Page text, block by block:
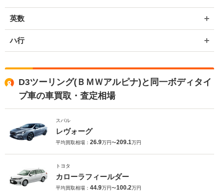
英数
ハ行
D3ツーリング(ＢＭＷアルピナ)と同一ボディタイ
プ車の車買取・査定相場
スバル
レヴォーグ
平均買取相場： 26.9万円〜209.1万円
トヨタ
カローラフィールダー
平均買取相場： 44.9万円〜100.2万円